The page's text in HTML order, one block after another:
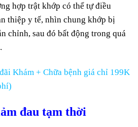
hợp trật khớp có thể tự điều
thiệp y tế, nhìn chung khớp bị
chỉnh, sau đó bất động trong quá
Khám + Chữa bệnh giá chỉ 199K
đau tạm thời